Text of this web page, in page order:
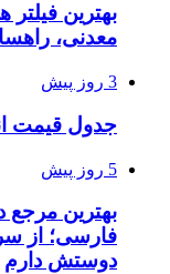
بهترین
معدنی،
3 روز پیش
جدول قیمت
5 روز پیش
بهترین مرجع
فارسی؛ از
دوستش دارم